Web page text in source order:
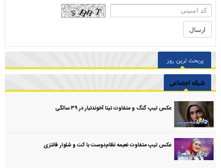
پربحث ترین روز
شبکه اجتماعی
عکس تیپ گنگ و متفاوت تینا آخوندتبار در ۳۹ سالگی
عکس تیپ متفاوت نعیمه نظام‌دوست با کت و شلوار فانتزی